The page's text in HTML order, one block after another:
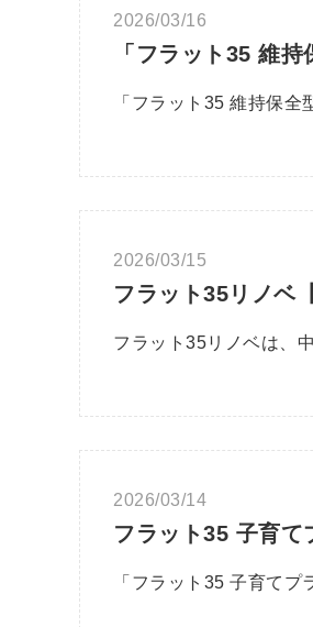
2026/03/16
「フラット35 維持
「フラット35 維持保
2026/03/15
フラット35リノベ
フラット35リノベは、
2026/03/14
フラット35 子育て
「フラット35 子育て